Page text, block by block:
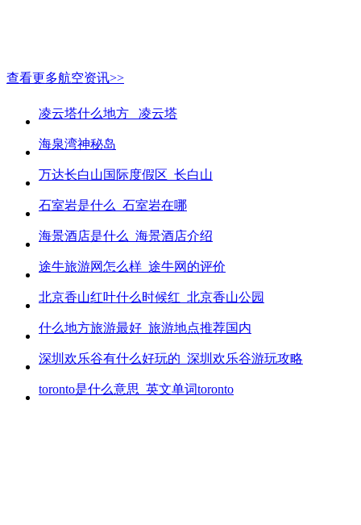
查看更多航空资讯>>
凌云塔什么地方_ 凌云塔
海泉湾神秘岛
万达长白山国际度假区_长白山
石室岩是什么_石室岩在哪
海景酒店是什么_海景酒店介绍
途牛旅游网怎么样_途牛网的评价
北京香山红叶什么时候红_北京香山公园
什么地方旅游最好_旅游地点推荐国内
深圳欢乐谷有什么好玩的_深圳欢乐谷游玩攻略
toronto是什么意思_英文单词toronto